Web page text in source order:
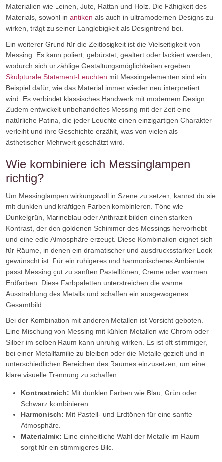
Materialien wie Leinen, Jute, Rattan und Holz. Die Fähigkeit des
Materials, sowohl in antiken als auch in ultramodernen Designs zu
wirken, trägt zu seiner Langlebigkeit als Designtrend bei.
Ein weiterer Grund für die Zeitlosigkeit ist die Vielseitigkeit von
Messing. Es kann poliert, gebürstet, gealtert oder lackiert werden,
wodurch sich unzählige Gestaltungsmöglichkeiten ergeben.
Skulpturale Statement-Leuchten mit Messingelementen sind ein
Beispiel dafür, wie das Material immer wieder neu interpretiert
wird. Es verbindet klassisches Handwerk mit modernem Design.
Zudem entwickelt unbehandeltes Messing mit der Zeit eine
natürliche Patina, die jeder Leuchte einen einzigartigen Charakter
verleiht und ihre Geschichte erzählt, was von vielen als
ästhetischer Mehrwert geschätzt wird.
Wie kombiniere ich Messinglampen
richtig?
Um Messinglampen wirkungsvoll in Szene zu setzen, kannst du sie
mit dunklen und kräftigen Farben kombinieren. Töne wie
Dunkelgrün, Marineblau oder Anthrazit bilden einen starken
Kontrast, der den goldenen Schimmer des Messings hervorhebt
und eine edle Atmosphäre erzeugt. Diese Kombination eignet sich
für Räume, in denen ein dramatischer und ausdrucksstarker Look
gewünscht ist. Für ein ruhigeres und harmonischeres Ambiente
passt Messing gut zu sanften Pastelltönen, Creme oder warmen
Erdfarben. Diese Farbpaletten unterstreichen die warme
Ausstrahlung des Metalls und schaffen ein ausgewogenes
Gesamtbild.
Bei der Kombination mit anderen Metallen ist Vorsicht geboten.
Eine Mischung von Messing mit kühlen Metallen wie Chrom oder
Silber im selben Raum kann unruhig wirken. Es ist oft stimmiger,
bei einer Metallfamilie zu bleiben oder die Metalle gezielt und in
unterschiedlichen Bereichen des Raumes einzusetzen, um eine
klare visuelle Trennung zu schaffen.
Kontrastreich: Mit dunklen Farben wie Blau, Grün oder
Schwarz kombinieren.
Harmonisch: Mit Pastell- und Erdtönen für eine sanfte
Atmosphäre.
Materialmix: Eine einheitliche Wahl der Metalle im Raum
sorgt für ein stimmigeres Bild.